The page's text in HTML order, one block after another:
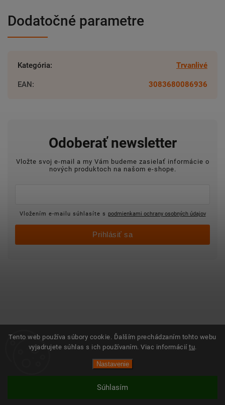
Tento web používa súbory cookie. Ďalším prechádzaním tohto webu
vyjadrujete súhlas s ich používaním. Viac informácií tu.
Nastavenie
Súhlasím
Dodatočné parametre
Kategória: Trvanlivé
EAN: 3083680086936
Odoberať newsletter
Vložte svoj e-mail a my Vám budeme zasielať informácie o
nových produktoch na našom e-shope.
Vložením e-mailu súhlasíte s podmienkami ochrany osobných údajov
Prihlásiť sa
Copyright 2025 ©